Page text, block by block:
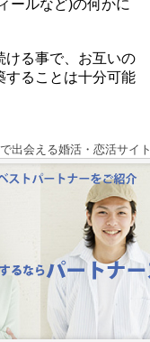
ールなど)の何かに
ける事で、お互いの
することは十分可能
出会える婚活・恋活サイト